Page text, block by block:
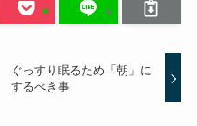
ぐっすり眠るため「朝」に
するべき事